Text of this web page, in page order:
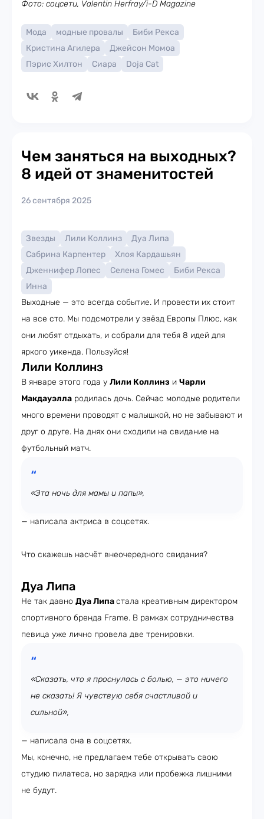
Фото: соцсети, Valentin Herfray/i-D Magazine
Мода модные провалы
Биби Рекса
Кристина Агилера
Джейсон Момоа
Пэрис Хилтон
Сиара Doja Cat
Чем заняться на выходных?
8 идей от знаменитостей
26 сентября 2025
Звезды Лили Коллинз
Дуа Липа
Сабрина Карпентер
Хлоя Кардашьян
Дженнифер Лопес
Селена Гомес
Биби Рекса
Инна
Выходные — это всегда событие. И провести их стоит
на все сто. Мы подсмотрели у звёзд Европы Плюс, как
они любят отдыхать, и собрали для тебя 8 идей для
яркого уикенда. Пользуйся!
Лили Коллинз
В январе этого года у Лили Коллинз и Чарли
Макдауэлла родилась дочь. Сейчас молодые родители
много времени проводят с малышкой, но не забывают и
друг о друге. На днях они сходили на свидание на
футбольный матч.
«Эта ночь для мамы и папы»,
— написала актриса в соцсетях.
Что скажешь насчёт внеочередного свидания?
Дуа Липа
Не так давно Дуа Липастала креативным директором
спортивного бренда Frame. В рамках сотрудничества
певица уже лично провела две тренировки.
«Сказать, что я проснулась с болью, — это ничего
не сказать! Я чувствую себя счастливой и
сильной»,
— написала она в соцсетях.
Мы, конечно, не предлагаем тебе открывать свою
студию пилатеса, но зарядка или пробежка лишними
не будут.